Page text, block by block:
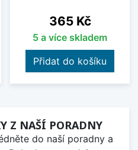
Cena
365 Kč
5 a více skladem
Přidat do košíku
Z NAŠÍ PORADNY
do naší poradny a